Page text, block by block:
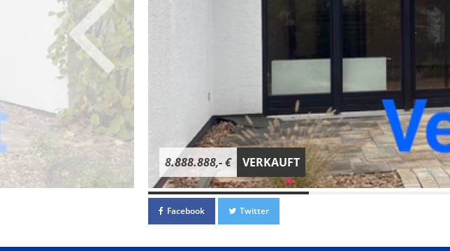
8.888.888,- € VERKAUFT
Facebook Twitter